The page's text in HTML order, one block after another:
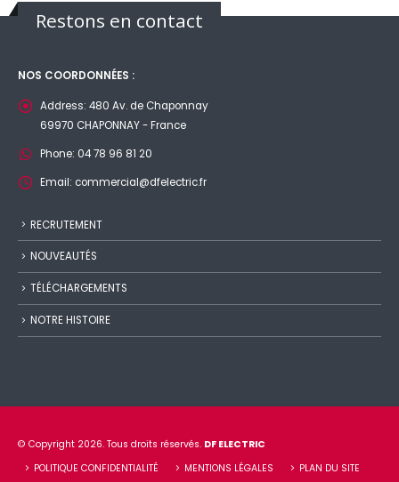
Restons en contact
NOS COORDONNÉES :
Address: 480 Av. de Chaponnay
69970 CHAPONNAY - France
Phone: 04 78 96 81 20
Email: commercial@dfelectric.fr
RECRUTEMENT
NOUVEAUTÉS
TÉLÉCHARGEMENTS
NOTRE HISTOIRE
© Copyright 2026. Tous droits réservés. DF ELECTRIC
POLITIQUE CONFIDENTIALITÉ
MENTIONS LÉGALES
PLAN DU SITE